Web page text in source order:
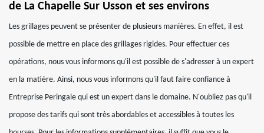
de La Chapelle Sur Usson et ses environs
Les grillages peuvent se présenter de plusieurs manières. En effet, il est
possible de mettre en place des grillages rigides. Pour effectuer ces
opérations, nous vous informons qu'il est possible de s'adresser à un expert
en la matière. Ainsi, nous vous informons qu'il faut faire confiance à
Entreprise Peringale qui est un expert dans le domaine. N'oubliez pas qu'il
propose des tarifs qui sont très abordables et accessibles à toutes les